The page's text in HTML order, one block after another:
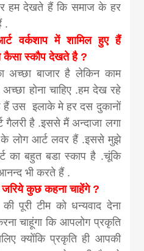
हम देखते हैं कि समाज के हर
.
वर्कशाप में शामिल हुए हैं
कैसा स्कौप देखते है ?
अच्छा बाजार है लेकिन काम
अच्छा होना चाहिए .हम देख रहे
उस इलाके मे हर दस दुकानों
गैलरी है .इससे मैं अन्दाजा लगा
लोग आर्ट लवर हैं .इससे मुझे
का बहुत बडा स्काप है .चूंकि
भी करते हैं .
कुछ कहना चाहेंगे ?
पूरी टीम को धन्यवाद देना
चाहूंगा कि आपलोग प्रकृति
क्योंकि प्रकृति ही आपकी